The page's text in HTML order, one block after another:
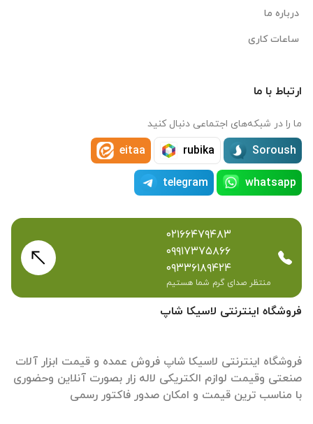
فروشگاه اینترنتی لاسیکا شاپ
فروشگاه اینترنتی لاسیکا شاپ فروش عمده و قیمت ابزار آلات
صنعتی وقیمت لوازم الکتریکی لاله زار بصورت آنلاین وحضوری
با مناسب ترین قیمت و امکان صدور فاکتور رسمی
درباره ما
ساعات کاری
ارتباط با ما
ما را در شبکه‌های اجتماعی دنبال کنید
Soroush
rubika
eitaa
whatsapp
telegram
۰۲۱۶۶۴۷۹۴۸۳
۰۹۹۱۷۳۷۵۸۶۶
۰۹۳۳۶۱۸۹۴۲۴
منتظر صدای گرم شما هستیم